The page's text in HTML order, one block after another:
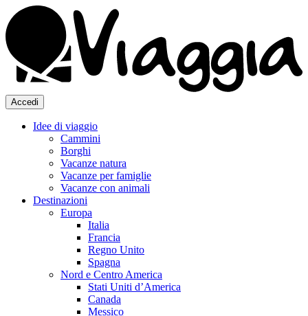
Accedi
Idee di viaggio
Cammini
Borghi
Vacanze natura
Vacanze per famiglie
Vacanze con animali
Destinazioni
Europa
Italia
Francia
Regno Unito
Spagna
Nord e Centro America
Stati Uniti d’America
Canada
Messico